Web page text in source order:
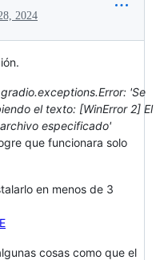
2024
gradio.exceptions.Error: 'Se
el texto: [WinError 2] El
especificado'
que funcionara solo
en menos de 3
cosas como que el